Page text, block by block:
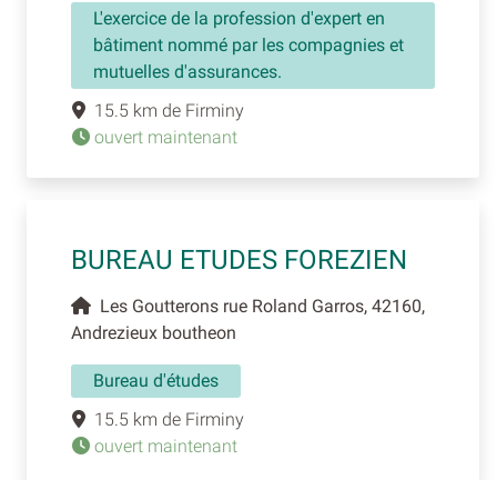
L'exercice de la profession d'expert en
bâtiment nommé par les compagnies et
mutuelles d'assurances.
15.5 km de Firminy
ouvert maintenant
BUREAU ETUDES FOREZIEN
Les Goutterons rue Roland Garros, 42160,
Andrezieux boutheon
Bureau d'études
15.5 km de Firminy
ouvert maintenant